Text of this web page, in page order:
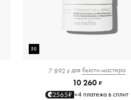
50
7 892 ₽ для бьюти-мастера
10 260 ₽
2565₽ ×4 платежа в сплит